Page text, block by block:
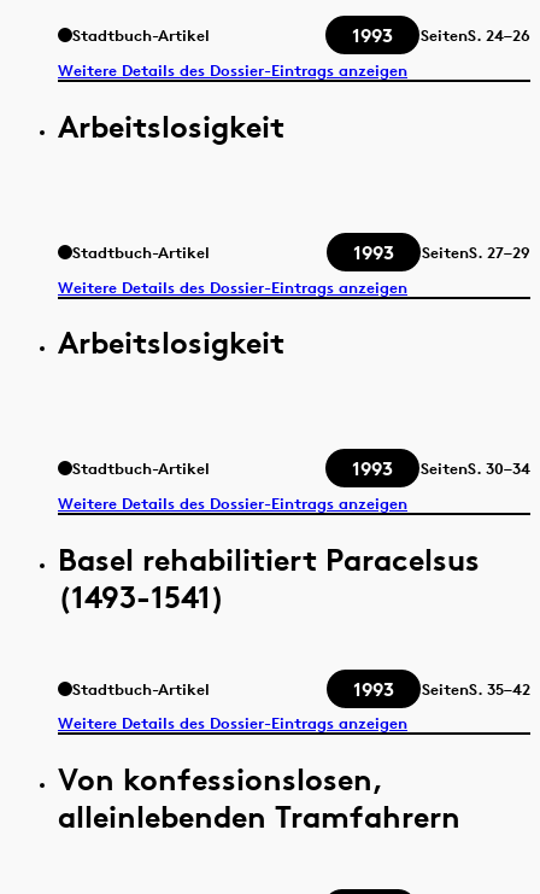
Stadtbuch-Artikel 1993 SeitenS. 24–26
Weitere Details des Dossier-Eintrags anzeigen
Arbeitslosigkeit
Stadtbuch-Artikel 1993 SeitenS. 27–29
Weitere Details des Dossier-Eintrags anzeigen
Arbeitslosigkeit
Stadtbuch-Artikel 1993 SeitenS. 30–34
Weitere Details des Dossier-Eintrags anzeigen
Basel rehabilitiert Paracelsus
(1493-1541)
Stadtbuch-Artikel 1993 SeitenS. 35–42
Weitere Details des Dossier-Eintrags anzeigen
Von konfessionslosen,
alleinlebenden Tramfahrern